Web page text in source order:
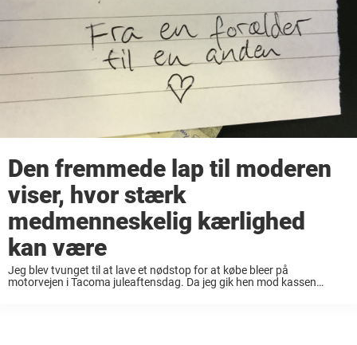
Den fremmede lap til moderen
viser, hvor stærk
medmenneskelig kærlighed
kan være
Jeg blev tvunget til at lave et nødstop for at købe bleer på
motorvejen i Tacoma juleaftensdag. Da jeg gik hen mod kassen